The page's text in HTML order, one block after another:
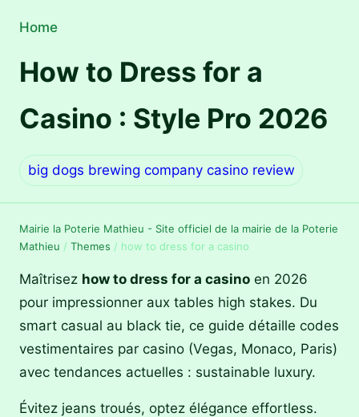
Home
How to Dress for a
Casino : Style Pro 2026
big dogs brewing company casino review
Mairie la Poterie Mathieu - Site officiel de la mairie de la Poterie
Mathieu / Themes / how to dress for a casino
Maîtrisez how to dress for a casino en 2026
pour impressionner aux tables high stakes. Du
smart casual au black tie, ce guide détaille codes
vestimentaires par casino (Vegas, Monaco, Paris)
avec tendances actuelles : sustainable luxury.
Évitez jeans troués, optez élégance effortless.